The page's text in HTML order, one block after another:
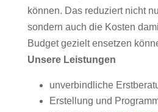
können. Das reduziert nicht
sondern auch die Kosten
Budget gezielt ensetzen
Unsere Leistungen
unverbindliche
Erstellung und